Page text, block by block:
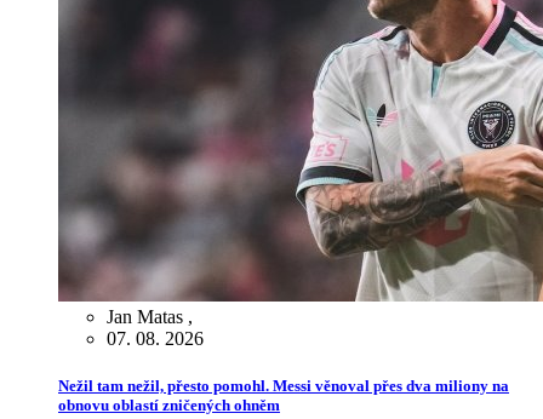
Jan Matas ,
07. 08. 2026
Nežil tam nežil, přesto pomohl. Messi věnoval přes dva miliony na
obnovu oblastí zničených ohněm